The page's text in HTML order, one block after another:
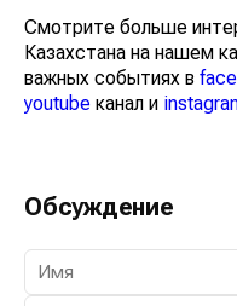
Смотрите больше
Казахстана на нашем
важных событиях в
youtube канал и
Обсуждение